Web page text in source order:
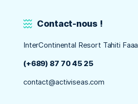
Contact-nous !
InterContinental Resort Tahiti Faaa
(+689) 87 70 45 25
contact@activiseas.com